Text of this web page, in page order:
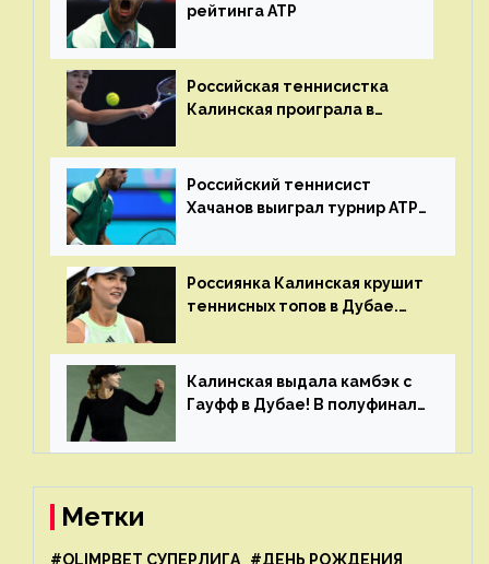
рейтинга ATP
Российская теннисистка
Калинская проиграла в
Российский теннисист
Хачанов выиграл турнир ATP
Россиянка Калинская крушит
теннисных топов в Дубае.
рейтинга
Калинская выдала камбэк с
Гауфф в Дубае! В полуфинале
Свёнтек
Метки
#OLIMPBET СУПЕРЛИГА #ДЕНЬ РОЖДЕНИЯ